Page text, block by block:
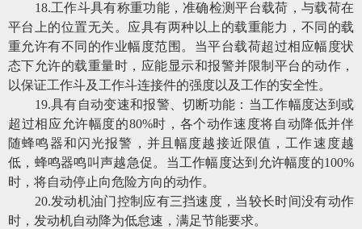
18.工作斗具有称重功能，准确检测平台载荷，与载荷在
平台上的位置无关。应具有两种以上的载重能力，不同的载
重允许有不同的作业幅度范围。当平台载荷超过相应幅度状
态下允许的载重量时，应能显示和报警并限制平台的动作，
以保证工作斗及工作斗连接件的强度以及工作的安全性。
19.具有自动变速和报警、切断功能：当工作幅度达到或
超过相应允许幅度的80%时， 各个动作速度将自动降低并伴
随蜂鸣器和闪光报警，并且幅度越接近限值，工作速度越
低，蜂鸣器鸣叫声越急促。当工作幅度达到允许幅度的100%
时，将自动停止向危险方向的动作。
20.发动机油门控制应有三挡速度，当较长时间没有动作
时，发动机自动降为低怠速，满足节能要求。